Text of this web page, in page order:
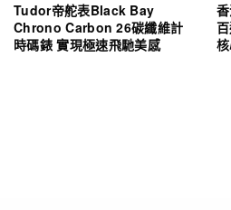
Tudor帝舵表Black Bay
Chrono Carbon 26碳纖維計
時碼錶 實現極速飛馳美感